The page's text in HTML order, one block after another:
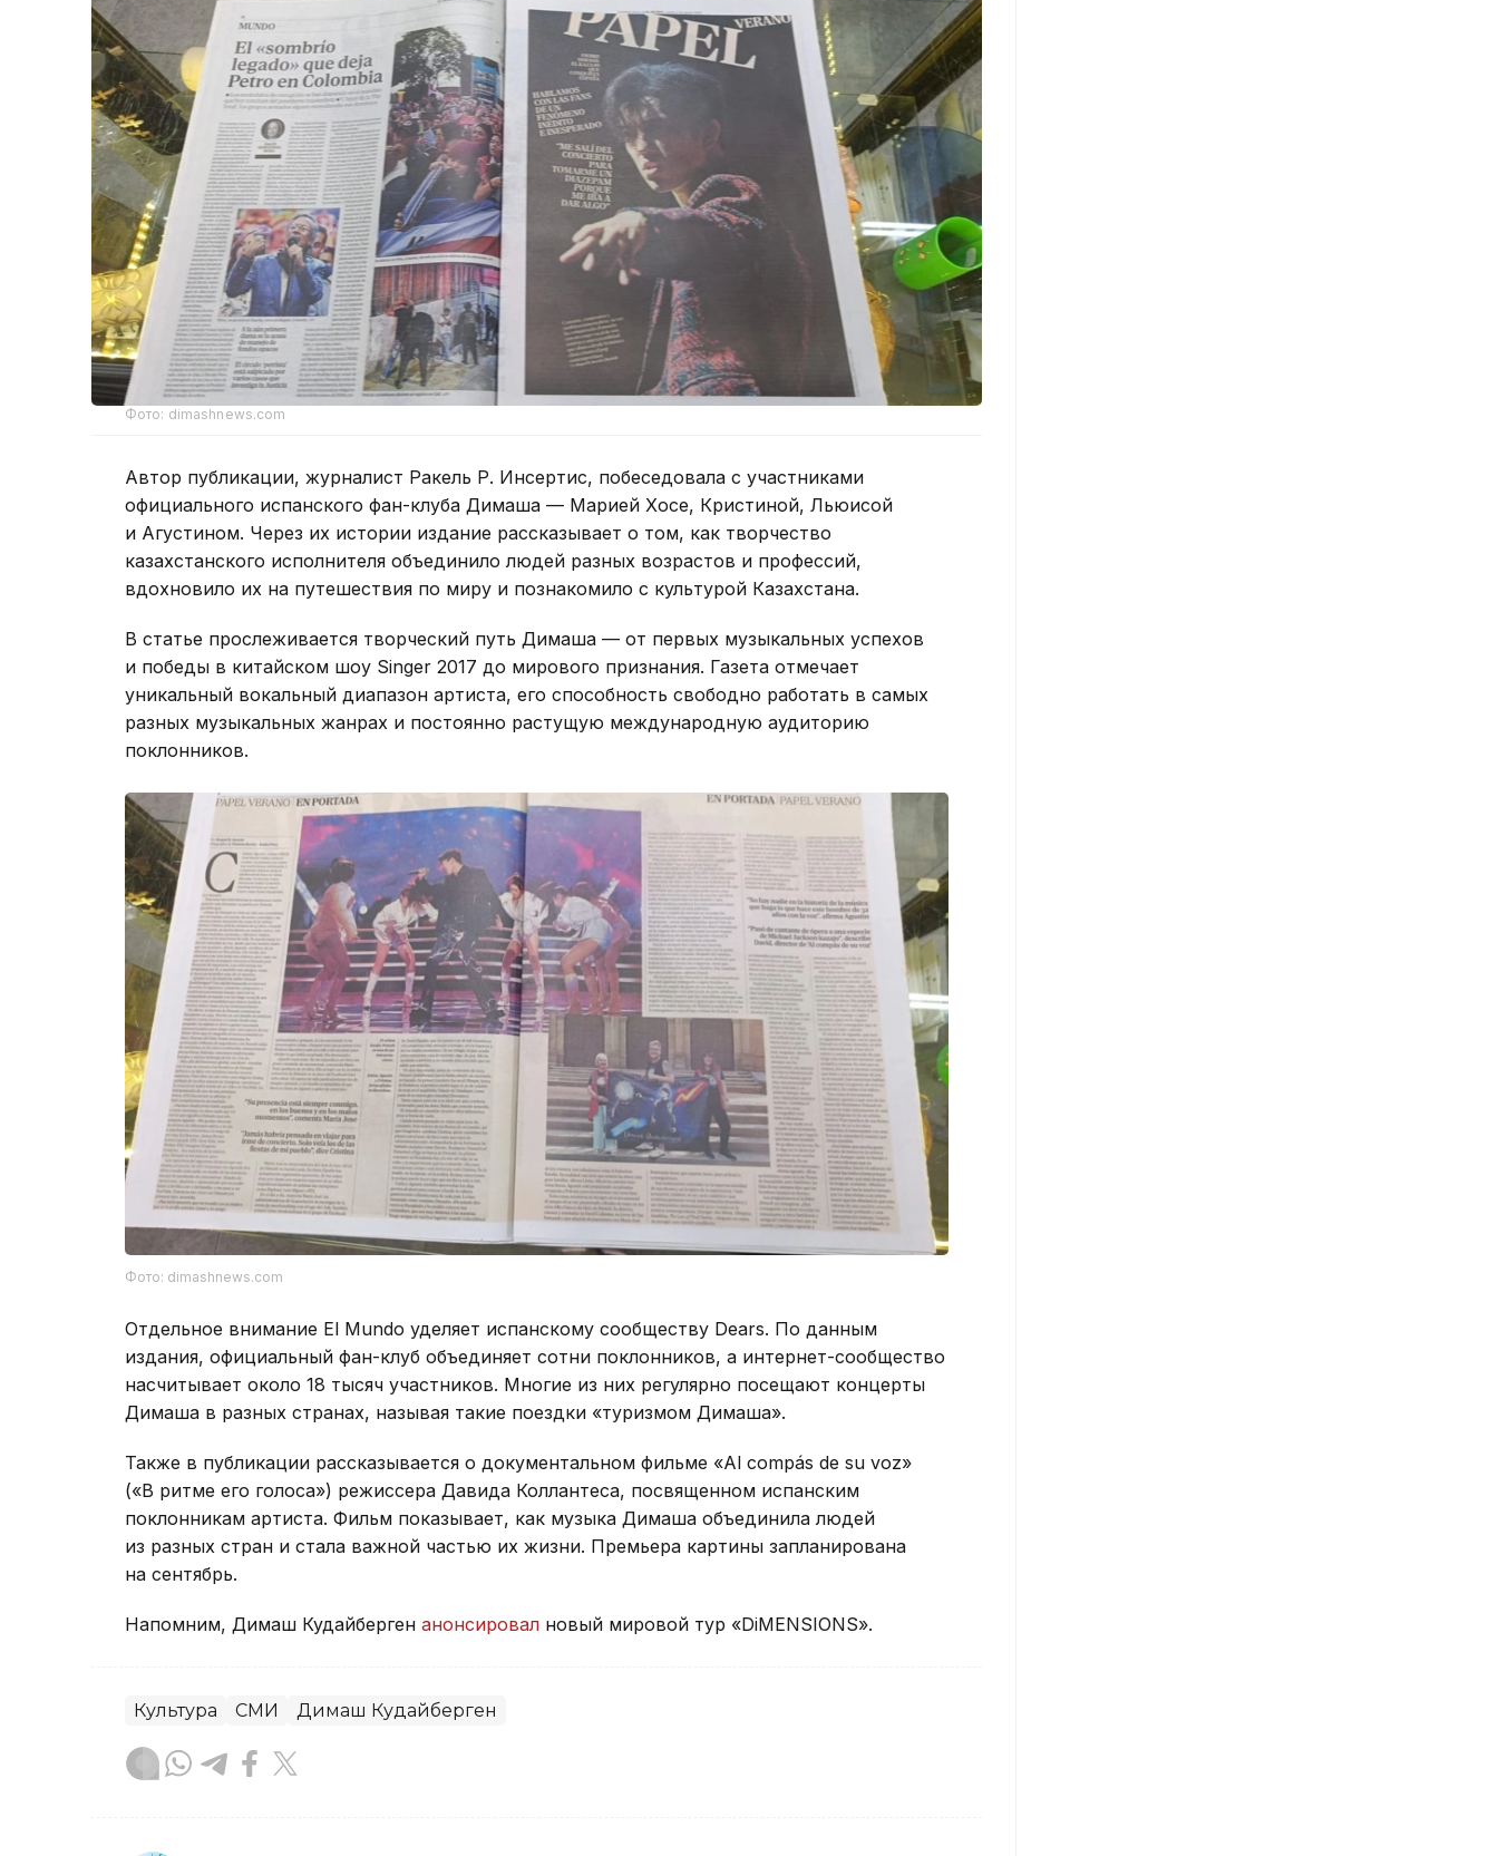
Фото: dimashnews.com
Автор публикации, журналист Ракель Р. Инсертис, побеседовала с участниками
официального испанского фан-клуба Димаша — Марией Хосе, Кристиной, Льюисой
и Агустином. Через их истории издание рассказывает о том, как творчество
казахстанского исполнителя объединило людей разных возрастов и профессий,
вдохновило их на путешествия по миру и познакомило с культурой Казахстана.
В статье прослеживается творческий путь Димаша — от первых музыкальных успехов
и победы в китайском шоу Singer 2017 до мирового признания. Газета отмечает
уникальный вокальный диапазон артиста, его способность свободно работать в самых
разных музыкальных жанрах и постоянно растущую международную аудиторию
поклонников.
Фото: dimashnews.com
Отдельное внимание El Mundo уделяет испанскому сообществу Dears. По данным
издания, официальный фан-клуб объединяет сотни поклонников, а интернет-сообщество
насчитывает около 18 тысяч участников. Многие из них регулярно посещают концерты
Димаша в разных странах, называя такие поездки «туризмом Димаша».
Также в публикации рассказывается о документальном фильме «Al compás de su voz»
(«В ритме его голоса») режиссера Давида Коллантеса, посвященном испанским
поклонникам артиста. Фильм показывает, как музыка Димаша объединила людей
из разных стран и стала важной частью их жизни. Премьера картины запланирована
на сентябрь.
Напомним, Димаш Кудайберген анонсировал новый мировой тур «DiMENSIONS».
Культура СМИ Димаш Кудайберген